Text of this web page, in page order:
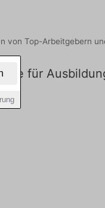
von Top-Arbeitgebern
für